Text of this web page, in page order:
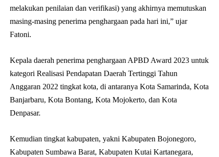
melakukan penilaian dan verifikasi) yang akhirnya memutuskan
masing-masing penerima penghargaan pada hari ini,” ujar
Fatoni.
Kepala daerah penerima penghargaan APBD Award 2023 untuk
kategori Realisasi Pendapatan Daerah Tertinggi Tahun
Anggaran 2022 tingkat kota, di antaranya Kota Samarinda, Kota
Banjarbaru, Kota Bontang, Kota Mojokerto, dan Kota
Denpasar.
Kemudian tingkat kabupaten, yakni Kabupaten Bojonegoro,
Kabupaten Sumbawa Barat, Kabupaten Kutai Kartanegara,